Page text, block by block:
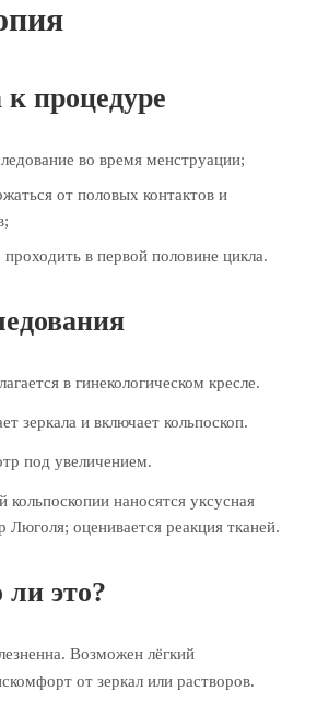
к процедуре
во время менструации;
от половых контактов и
в первой половине цикла.
в гинекологическом кресле.
зеркала и включает кольпоскоп.
под увеличением.
наносятся уксусная
Люголя; оценивается реакция тканей.
ли это?
Возможен лёгкий
от зеркал или растворов.